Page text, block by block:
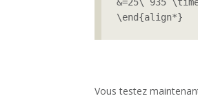
\end{align*}
Vous testez